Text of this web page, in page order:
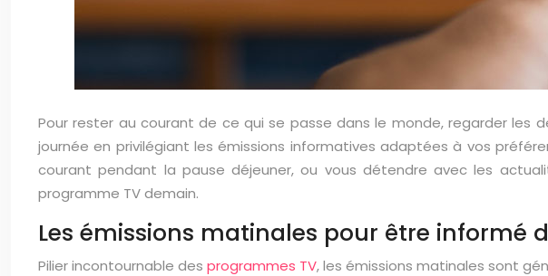
Pour rester au courant de ce qui se passe dans le monde, regarder les
journée en privilégiant les émissions informatives adaptées à vos
courant pendant la pause déjeuner, ou vous détendre avec les
programme TV demain.
Les émissions matinales pour être informé
Pilier incontournable des programmes TV, les émissions matinales sont